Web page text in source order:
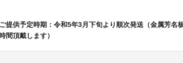
ご提供予定時期：令和5年3月下旬より順次発送（金属芳名
時間頂戴します）